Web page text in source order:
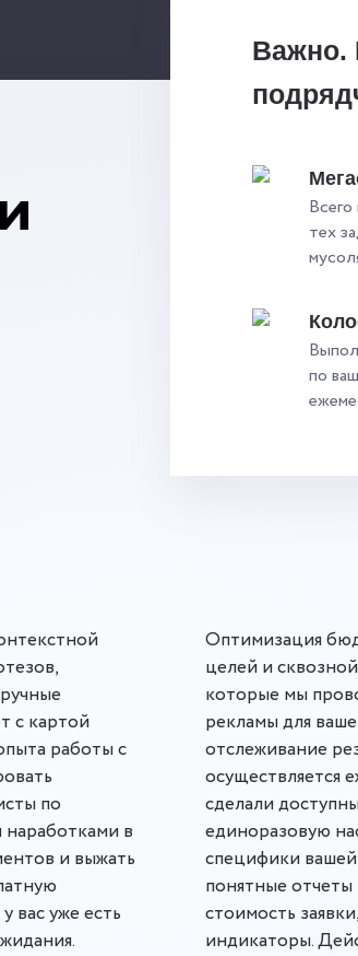
Важно.
тех
по
с картой
работы с
по
в
и выжать
вас уже есть
Оптимизация
целей и
которые мы
рекламы для
отслеживание
осуществляется
сделали
единоразовую
специфики вашей
понятные
стоимость
индикаторы.